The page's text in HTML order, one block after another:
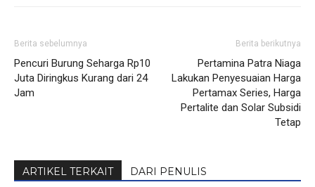
Berita sebelumnya
Pencuri Burung Seharga Rp10
Juta Diringkus Kurang dari 24
Jam
Berita berikutnya
Pertamina Patra Niaga
Lakukan Penyesuaian Harga
Pertamax Series, Harga
Pertalite dan Solar Subsidi
Tetap
ARTIKEL TERKAIT DARI PENULIS